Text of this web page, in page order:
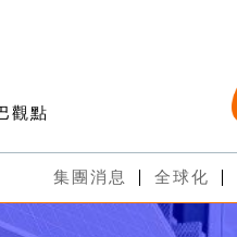
觀點
集團消息 全球化